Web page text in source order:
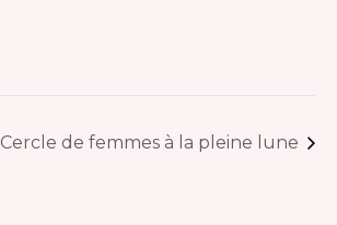
Cercle de femmes à la pleine lune